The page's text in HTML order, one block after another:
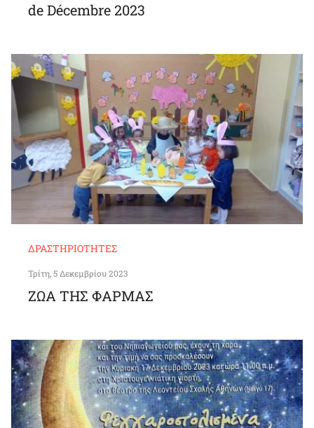
de Décembre 2023
ΔΡΑΣΤΗΡΙΌΤΗΤΕΣ
Τρίτη, 5 Δεκεμβρίου 2023
ΖΩΑ ΤΗΣ ΦΑΡΜΑΣ